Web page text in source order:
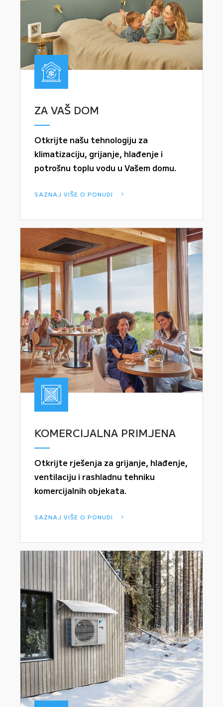
ZA VAŠ DOM
Otkrijte našu tehnologiju za
klimatizaciju, grijanje, hlađenje i
potrošnu toplu vodu u Vašem domu.
SAZNAJ VIŠE O PONUDI
KOMERCIJALNA PRIMJENA
Otkrijte rješenja za grijanje, hlađenje,
ventilaciju i rashladnu tehniku
komercijalnih objekata.
SAZNAJ VIŠE O PONUDI